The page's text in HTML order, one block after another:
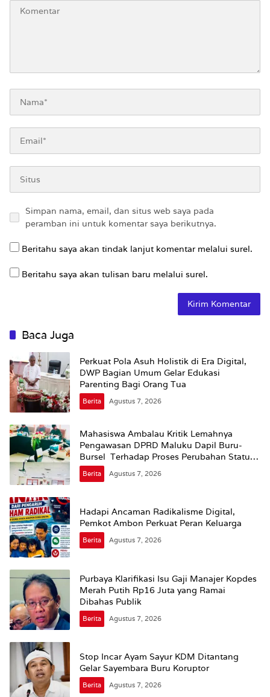
Simpan nama, email, dan situs web saya pada
peramban ini untuk komentar saya berikutnya.
Beritahu saya akan tindak lanjut komentar melalui surel.
Beritahu saya akan tulisan baru melalui surel.
Baca Juga
Perkuat Pola Asuh Holistik di Era Digital,
DWP Bagian Umum Gelar Edukasi
Parenting Bagi Orang Tua
Berita Agustus 7, 2026
Mahasiswa Ambalau Kritik Lemahnya
Pengawasan DPRD Maluku Dapil Buru-
Bursel Terhadap Proses Perubahan Status
Jalan
Berita Agustus 7, 2026
Hadapi Ancaman Radikalisme Digital,
Pemkot Ambon Perkuat Peran Keluarga
Berita Agustus 7, 2026
Purbaya Klarifikasi Isu Gaji Manajer Kopdes
Merah Putih Rp16 Juta yang Ramai
Dibahas Publik
Berita Agustus 7, 2026
Stop Incar Ayam Sayur KDM Ditantang
Gelar Sayembara Buru Koruptor
Berita Agustus 7, 2026